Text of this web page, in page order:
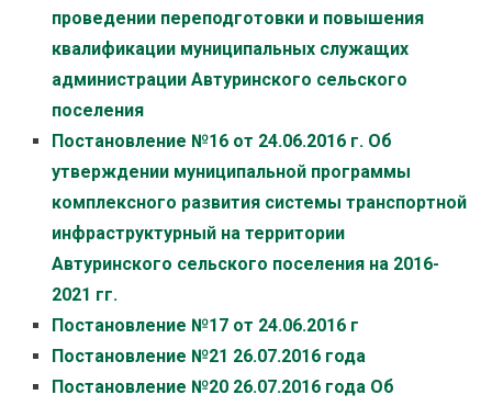
проведении переподготовки и повышения
квалификации муниципальных служащих
администрации Автуринского сельского
поселения
Постановление №16 от 24.06.2016 г. Об
утверждении муниципальной программы
комплексного развития системы транспортной
инфраструктурный на территории
Автуринского сельского поселения на 2016-
2021 гг.
Постановление №17 от 24.06.2016 г
Постановление №21 26.07.2016 года
Постановление №20 26.07.2016 года Об